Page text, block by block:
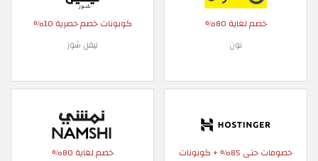
خصم لغاية 80%
نون
كوبونات خصم حصرية 10%
ليفل شوز
خصومات حتى 85% + كوبونات
خصم لغاية 80%